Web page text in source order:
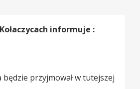
informuje :
przyjmował w tutejszej